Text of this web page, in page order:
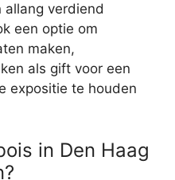
allang verdiend
een optie om
maken,
als gift voor een
expositie te houden
in Den Haag